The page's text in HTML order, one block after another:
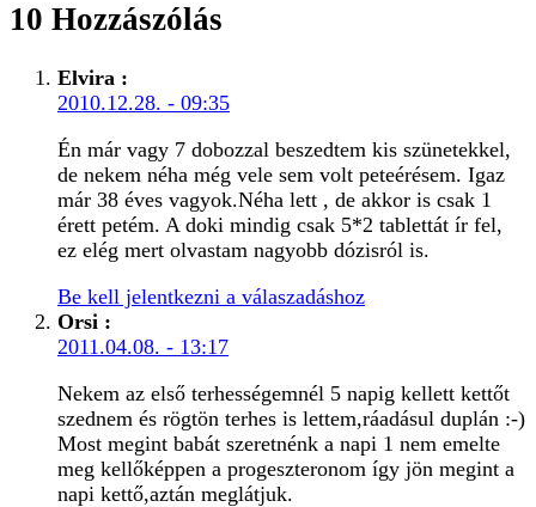
10 Hozzászólás
Elvira :
2010.12.28. - 09:35
Én már vagy 7 dobozzal beszedtem kis szünetekkel,
de nekem néha még vele sem volt peteérésem. Igaz
már 38 éves vagyok.Néha lett , de akkor is csak 1
érett petém. A doki mindig csak 5*2 tablettát ír fel,
ez elég mert olvastam nagyobb dózisról is.
Be kell jelentkezni a válaszadáshoz
Orsi :
2011.04.08. - 13:17
Nekem az első terhességemnél 5 napig kellett kettőt
szednem és rögtön terhes is lettem,ráadásul duplán :-)
Most megint babát szeretnénk a napi 1 nem emelte
meg kellőképpen a progeszteronom így jön megint a
napi kettő,aztán meglátjuk.